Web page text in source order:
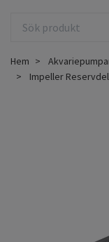
Hem
Impeller